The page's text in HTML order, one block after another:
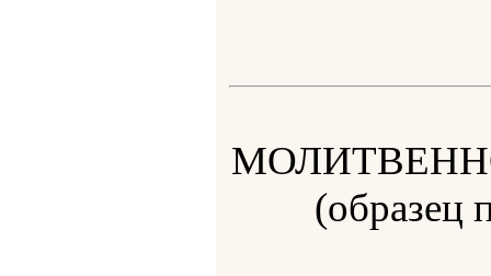
(образец